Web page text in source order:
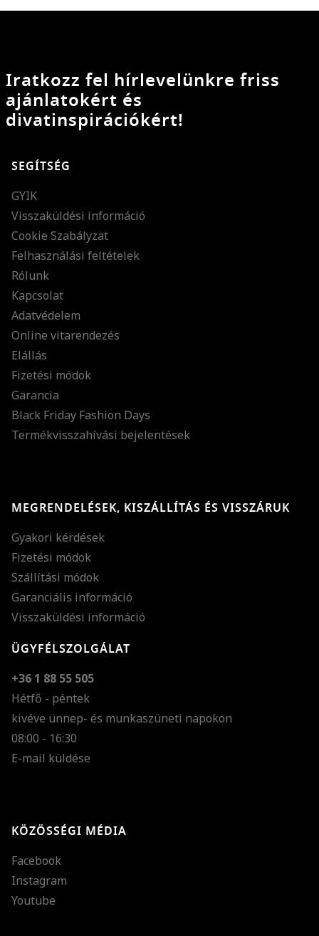
Iratkozz fel hírlevelünkre friss
ajánlatokért és
divatinspirációkért!
SEGÍTSÉG
GYIK
Visszaküldési információ
Cookie Szabályzat
Felhasználási feltételek
Rólunk
Kapcsolat
Adatvédelem
Online vitarendezés
Elállás
Fizetési módok
Garancia
Black Friday Fashion Days
Termékvisszahívási bejelentések
MEGRENDELÉSEK, KISZÁLLÍTÁS ÉS VISSZÁRUK
Gyakori kérdések
Fizetési módok
Szállítási módok
Garanciális információ
Visszaküldési információ
ÜGYFÉLSZOLGÁLAT
+36 1 88 55 505
Hétfő - péntek
kivéve ünnep- és munkaszüneti napokon
08:00 - 16:30
E-mail küldése
KÖZÖSSÉGI MÉDIA
Facebook
Instagram
Youtube